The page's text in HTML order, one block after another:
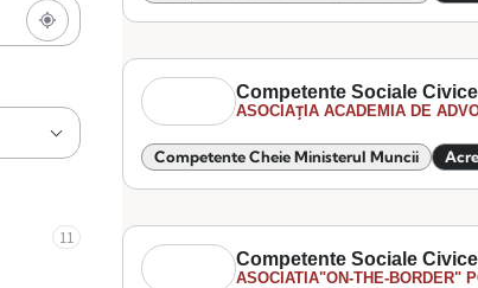
11
Competente Sociale
ASOCIAȚIA ACADEMIA DE
Competente Cheie Ministerul Muncii
Competente Sociale
ASOCIATIA"ON-THE-BORDER"